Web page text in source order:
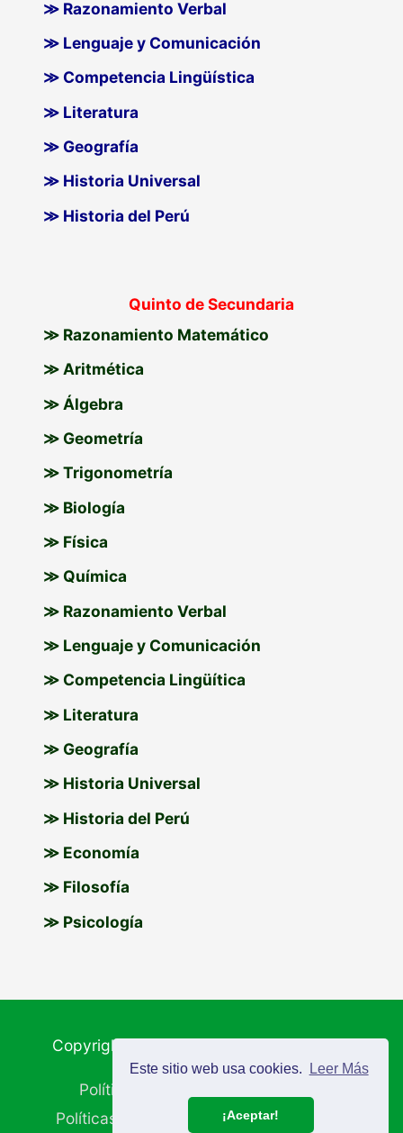
Este sitio web usa cookies. Leer Más
¡Aceptar!
≫ Razonamiento Verbal
≫ Lenguaje y Comunicación
≫ Competencia Lingüística
≫ Literatura
≫ Geografía
≫ Historia Universal
≫ Historia del Perú
Quinto de Secundaria
≫ Razonamiento Matemático
≫ Aritmética
≫ Álgebra
≫ Geometría
≫ Trigonometría
≫ Biología
≫ Física
≫ Química
≫ Razonamiento Verbal
≫ Lenguaje y Comunicación
≫ Competencia Lingüítica
≫ Literatura
≫ Geografía
≫ Historia Universal
≫ Historia del Perú
≫ Economía
≫ Filosofía
≫ Psicología
Copyright © 2026Materiales Educativos
Política de Cookies
Políticas de Privacidad
Mapa del Sitio